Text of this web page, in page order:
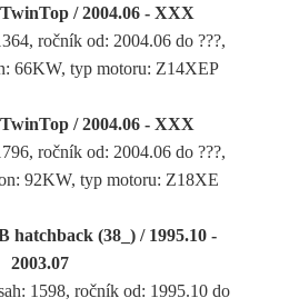
/ 2004.06 - XXX
ročník od: 2004.06 do ???,
66KW, typ motoru: Z14XEP
/ 2004.06 - XXX
ročník od: 2004.06 do ???,
92KW, typ motoru: Z18XE
(38_) / 1995.10 -
2003.07
1598, ročník od: 1995.10 do